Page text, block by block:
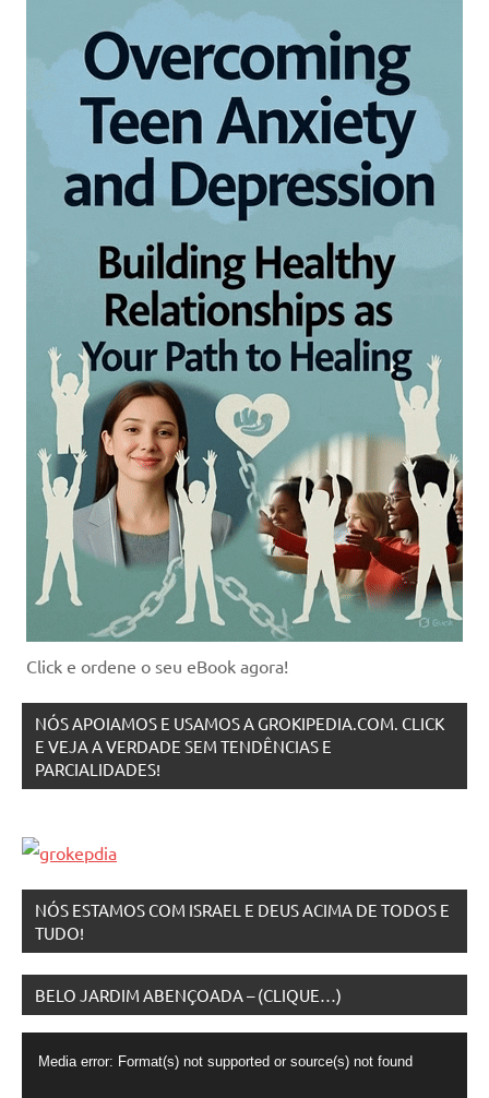
Click e ordene o seu eBook agora!
NÓS APOIAMOS E USAMOS A GROKIPEDIA.COM. CLICK
E VEJA A VERDADE SEM TENDÊNCIAS E
PARCIALIDADES!
NÓS ESTAMOS COM ISRAEL E DEUS ACIMA DE TODOS E
TUDO!
BELO JARDIM ABENÇOADA – (CLIQUE…)
Media error: Format(s) not supported or source(s) not found